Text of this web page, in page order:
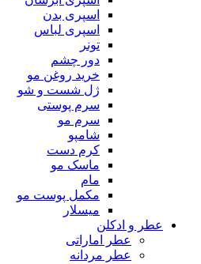
اسپری بدن
اسپری لباس
تونر
دور چشم
خرید روغن مو
ژل شست و شو
سرم پوستی
سرم مو
شامپو
کرم دست
ماسک مو
مام
مکمل پوست مو
میسلار
عطر و ادکلن
عطر اماراتی
عطر مردانه